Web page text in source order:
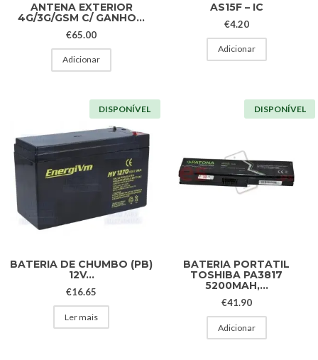
ANTENA EXTERIOR
4G/3G/GSM C/ GANHO...
€65.00
Adicionar
AS15F – IC
€4.20
Adicionar
DISPONÍVEL
BATERIA DE CHUMBO (PB)
12V...
€16.65
Ler mais
DISPONÍVEL
BATERIA PORTATIL
TOSHIBA PA3817
5200MAH,...
€41.90
Adicionar